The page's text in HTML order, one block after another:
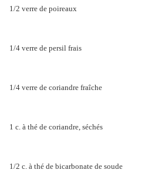
1/2 verre de poireaux
1/4 verre de persil frais
1/4 verre de coriandre fraîche
1 c. à thé de coriandre, séchés
1/2 c. à thé de bicarbonate de soude